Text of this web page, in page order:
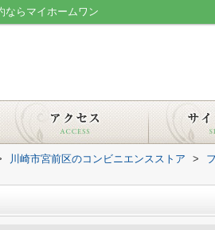
ならマイホームワン
川崎市宮前区のコンビニエンスストア >